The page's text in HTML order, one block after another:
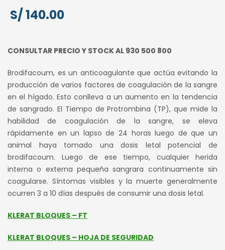
S/140.00
CONSULTAR PRECIO Y STOCK AL 930 500 800
Brodifacoum, es un anticoagulante que actúa evitando la
producción de varios factores de coagulación de la sangre
en el hígado. Esto conlleva a un aumento en la tendencia
de sangrado. El Tiempo de Protrombina (TP), que mide la
habilidad de coagulación de la sangre, se eleva
rápidamente en un lapso de 24 horas luego de que un
animal haya tomado una dosis letal potencial de
brodifacoum. Luego de ese tiempo, cualquier herida
interna o externa pequeña sangrara continuamente sin
coagularse. Síntomas visibles y la muerte generalmente
ocurren 3 a 10 días después de consumir una dosis letal.
KLERAT BLOQUES – FT
KLERAT BLOQUES – HOJA DE SEGURIDAD